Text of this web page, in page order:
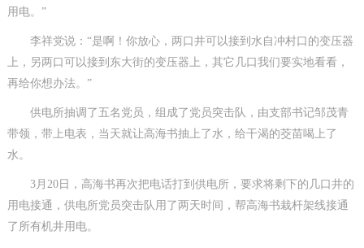
用电。”
李祥党说：“是啊！你放心，两口井可以接到水自冲村口的变压器
上，另两口可以接到东大街的变压器上，其它几口我们要实地看看，
再给你想办法。”
供电所抽调了五名党员，组成了党员突击队，由支部书记邹茂青
带领，带上电表，当天就让高海书抽上了水，给干渴的茭苗喝上了
水。
3月20日，高海书再次把电话打到供电所，要求将剩下的几口井的
用电接通，供电所党员突击队用了两天时间，帮高海书栽杆架线接通
了所有机井用电。